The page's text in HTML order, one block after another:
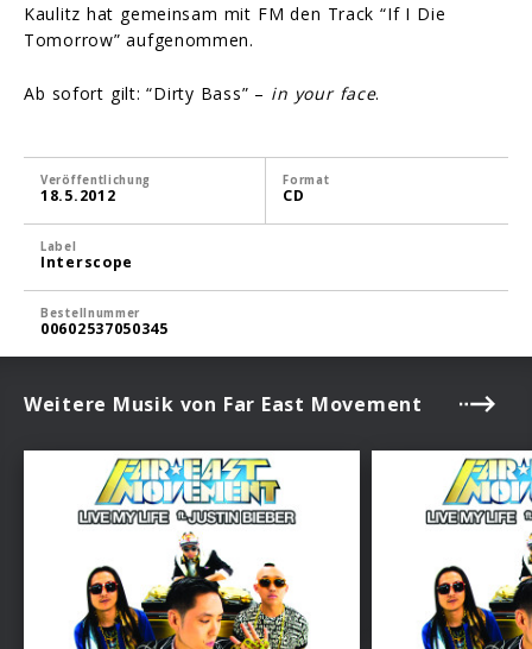
Kaulitz hat gemeinsam mit FM den Track “If I Die
Tomorrow” aufgenommen.
Ab sofort gilt: “Dirty Bass” – in your face.
Veröffentlichung
18.5.2012
Format
CD
Label
Interscope
Bestellnummer
00602537050345
Weitere Musik von Far East Movement